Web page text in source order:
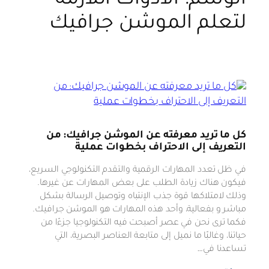
لتعلم الموشن جرافيك
كل ما تريد معرفته عن الموشن جرافيك: من
التعريف إلى الاحتراف بخطوات عملية
في ظل تعدد المهارات الرقمية والتقدم التكنولوجي السريع،
فيكون هناك زيادة الطلب على بعض المهارات عن غيرها.
وذلك لامتلاكها قوة جذب الإنتباه وتوصيل الرسالة بشكل
مباشر و بفعالية، وأحد هذه المهارات هو الموشن جرافيك.
فكما ترى نحن في عصر أصبحت فيه التكنولوجيا جزءًا من
حياتنا، وغالبًا ما نميل إلى متابعة العناصر البصرية، التي
تساعدنا في…